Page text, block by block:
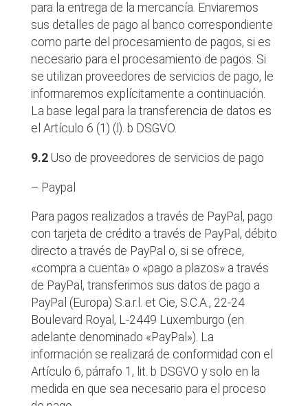
para la entrega de la mercancía. Enviaremos
sus detalles de pago al banco correspondiente
como parte del procesamiento de pagos, si es
necesario para el procesamiento de pagos. Si
se utilizan proveedores de servicios de pago, le
informaremos explícitamente a continuación.
La base legal para la transferencia de datos es
el Artículo 6 (1) (l). b DSGVO.
9.2Uso de proveedores de servicios de pago
– Paypal
Para pagos realizados a través de PayPal, pago
con tarjeta de crédito a través de PayPal, débito
directo a través de PayPal o, si se ofrece,
«compra a cuenta» o «pago a plazos» a través
de PayPal, transferimos sus datos de pago a
PayPal (Europa) S.a.r.l. et Cie, S.C.A., 22-24
Boulevard Royal, L-2449 Luxemburgo (en
adelante denominado «PayPal»). La
información se realizará de conformidad con el
Artículo 6, párrafo 1, lit. b DSGVO y solo en la
medida en que sea necesario para el proceso